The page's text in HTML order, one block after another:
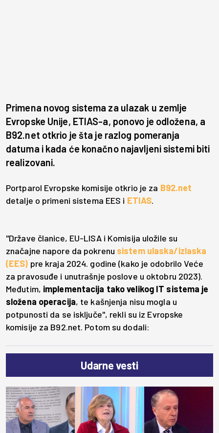
Primena novog sistema za ulazak u zemlje
Evropske Unije, ETIAS-a, ponovo je odložena, a
B92.net otkrio je šta je razlog pomeranja
datuma i kada će konačno najavljeni sistemi biti
realizovani.
Portparol Evropske komisije otkrio je za B92.net
detalje o primeni sistema EES i ETIAS.
"Države članice, EU-LISA i Komisija uložile su
značajne napore da pokrenu sistem ulaska/izlaska
(EES) pre kraja 2024. godine (kako je odobrilo Veće
za pravosuđe i unutrašnje poslove u oktobru 2023).
Međutim, implementacija tako velikog IT sistema je
složena operacija, te kašnjenja nisu mogla u
potpunosti da se isključe", rekli su iz Evropske
komisije za B92.net. Potom su dodali:
Udarne vesti